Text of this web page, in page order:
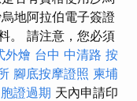
地阿拉伯電子簽證
。 請注意，您必須
外燴 台中 中清路 按
腳底按摩證照 柬埔
證過期 天內申請印